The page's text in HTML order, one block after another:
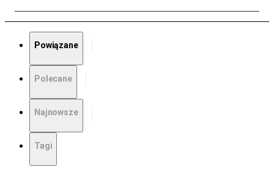
Powiązane
Polecane
Najnowsze
Tagi